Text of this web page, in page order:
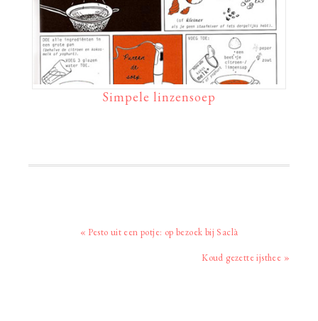
Simpele linzensoep
Vorig
« Pesto uit een potje: op bezoek bij Saclà
Volgend
Koud gezette ijsthee »